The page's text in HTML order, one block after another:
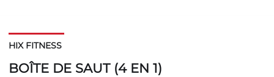
HIX FITNESS
BOÎTE DE SAUT (4 EN 1)